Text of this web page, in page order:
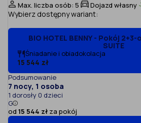
Max. liczba osób: 5 Dojazd własny
Wybierz dostępny wariant:
BIO HOTEL BENNY - Pokój
SUITE
Śniadanie i obiadokolacja
15 544 zł
Podsumowanie
7 nocy, 1 osoba
1 dorosły 0 dzieci
G
od 15 544 zł za pokój